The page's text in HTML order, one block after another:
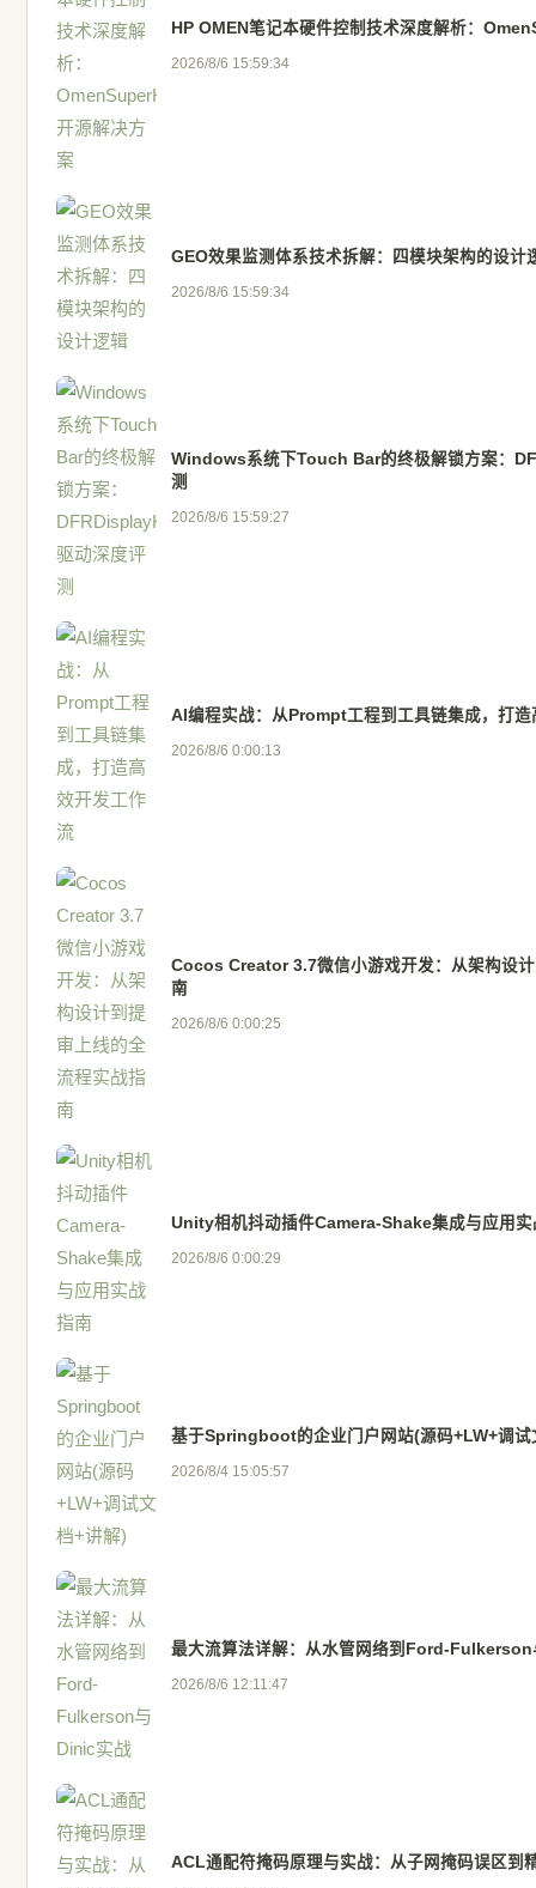
HP OMEN笔记本硬件控制技术深度解析：
2026/8/6 15:59:34
GEO效果监测体系技术拆解：四模块架构的设计
2026/8/6 15:59:34
Windows系统下Touch Bar的终极解锁方案：
测
2026/8/6 15:59:27
AI编程实战：从Prompt工程到工具链集成，打造
2026/8/6 0:00:13
Cocos Creator 3.7微信小游戏开发：从架构设
南
2026/8/6 0:00:25
Unity相机抖动插件Camera-Shake集成与应用实
2026/8/6 0:00:29
基于Springboot的企业门户网站(源码+LW+调试
2026/8/4 15:05:57
最大流算法详解：从水管网络到Ford-
2026/8/6 12:11:47
ACL通配符掩码原理与实战：从子网掩码误区到